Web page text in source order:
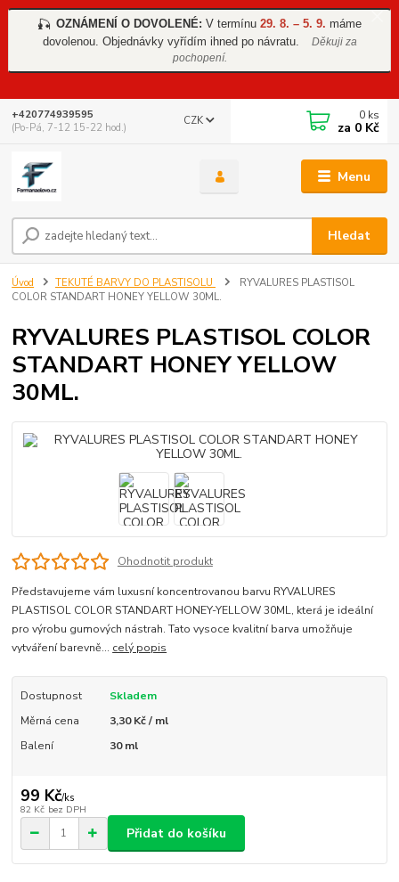
🎣 OZNÁMENÍ O DOVOLENÉ: V termínu 29. 8. – 5. 9. máme
dovolenou. Objednávky vyřídím ihned po návratu.
Děkuji za
pochopení.
Menu
CZK
Hledat
+420774939595
(Po-Pá, 7-12 15-22 hod.)
0 ks
za 0 Kč
Úvod TEKUTÉ BARVY DO PLASTISOLU
RYVALURES PLASTISOL
COLOR STANDART HONEY YELLOW 30ML.
RYVALURES PLASTISOL COLOR
STANDART HONEY YELLOW
30ML.
Ohodnotit produkt
Představujeme vám luxusní koncentrovanou barvu RYVALURES
PLASTISOL COLOR STANDART HONEY-YELLOW 30ML, která je ideální
pro výrobu gumových nástrah. Tato vysoce kvalitní barva umožňuje
vytváření barevně... celý popis
Dostupnost
Skladem
Měrná cena
3,30 Kč / ml
Balení
30 ml
99 Kč/ks
82 Kč bez DPH
Přidat do košíku